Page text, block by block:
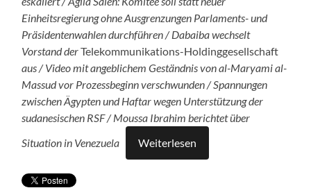
Einheitsregierung ohne Ausgrenzungen Parlaments- und
Präsidentenwahlen durchführen / Dabaiba wechselt
Vorstand derTelekommunikations-Holdinggesellschaft
aus / Video mit angeblichem Geständnis vonal-Maryami al-
Massud vor Prozessbeginn verschwunden / Spannungen
zwischen Ägypten und Haftar wegen Unterstützung der
sudanesischen RSF / Moussa Ibrahim berichtet über
Situation in Venezuela
Weiterlesen